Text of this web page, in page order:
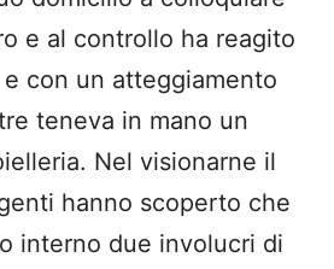
e al controllo ha reagito
con un atteggiamento
teneva in mano un
Nel visionarne il
hanno scoperto che
interno due involucri di